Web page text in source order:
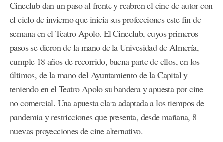
Cineclub dan un paso al frente y reabren el cine de autor con
el ciclo de invierno que inicia sus profecciones este fin de
semana en el Teatro Apolo. El Cineclub, cuyos primeros
pasos se dieron de la mano de la Univesidad de Almería,
cumple 18 años de recorrido, buena parte de ellos, en los
últimos, de la mano del Ayuntamiento de la Capital y
teniendo en el Teatro Apolo su bandera y apuesta por cine
no comercial. Una apuesta clara adaptada a los tiempos de
pandemia y restricciones que presenta, desde mañana, 8
nuevas proyecciones de cine alternativo.